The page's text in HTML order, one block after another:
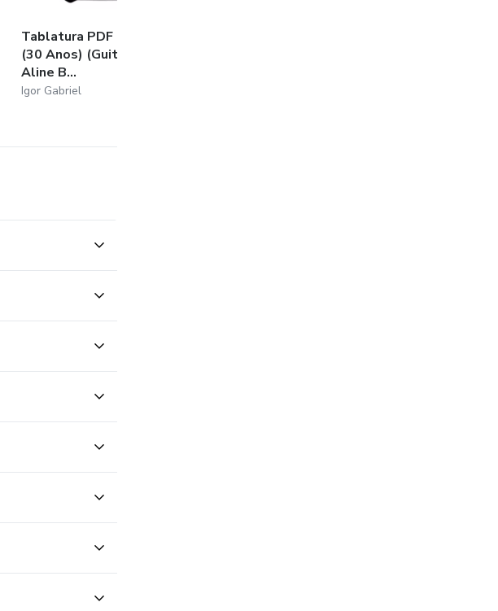
Tablatura PDF - Tudo é Teu
(30 Anos) (Guitarra 01) |
Aline B...
Igor Gabriel